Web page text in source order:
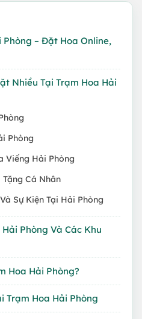
Phòng – Đặt Hoa Online,
Nhiều Tại Trạm Hoa Hải
Phòng
Viếng Hải Phòng
Cá Nhân
Sự Kiện Tại Hải Phòng
Phòng Và Các Khu
Hoa Hải Phòng?
Trạm Hoa Hải Phòng